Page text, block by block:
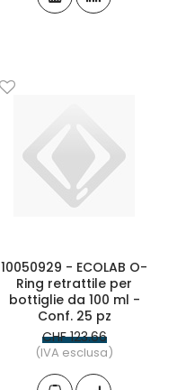
10050929 - ECOLAB O-
Ring retrattile per
bottiglie da 100 ml -
Conf. 25 pz
CHF 123.66
(IVA esclusa)